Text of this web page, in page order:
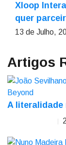
Xloop
quer
13 de Julho,
Artigos
A literalidade